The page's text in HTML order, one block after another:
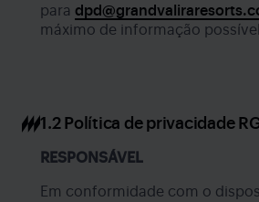
para
máximo de informação
1.2 Política de privacidade
RESPONSÁVEL
Em conformidade com o